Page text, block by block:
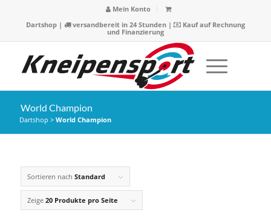
Mein Konto
Dartshop| versandbereit in 24 Stunden |
Kauf auf Rechnung
und Finanzierung
World Champion
Dartshop > World Champion
Sortieren nach Standard
Zeige 20 Produkte pro Seite